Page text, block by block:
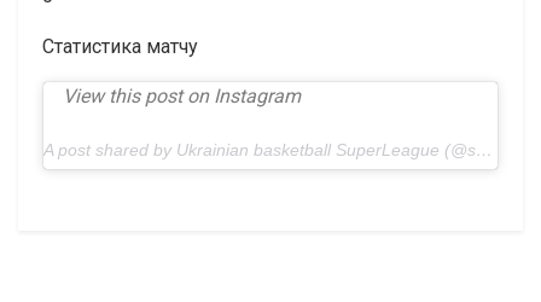
Статистика матчу
View this post on Instagram
A post shared by Ukrainian basketball SuperLeague (@superleaguefavbet)